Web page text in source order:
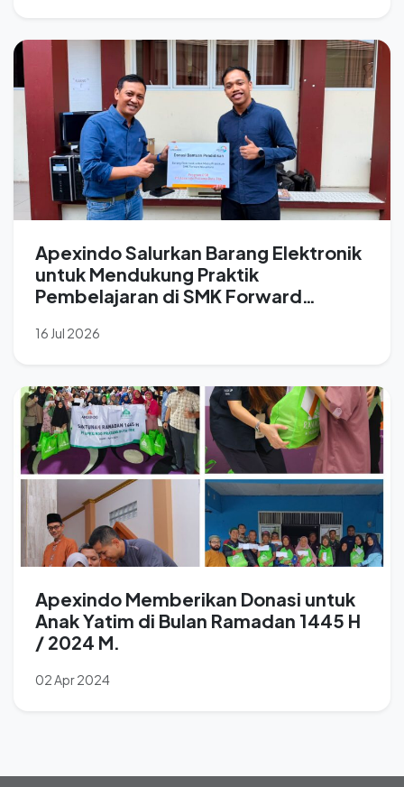
Apexindo Salurkan Barang Elektronik
untuk Mendukung Praktik
Pembelajaran di SMK Forward
16 Jul 2026
Apexindo Memberikan Donasi untuk
Anak Yatim di Bulan Ramadan 1445 H
/ 2024 M.
02 Apr 2024